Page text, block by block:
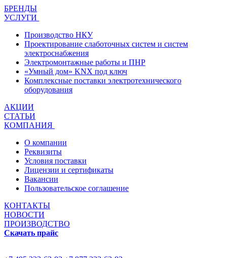
БРЕНДЫ
УСЛУГИ
Производство НКУ
Проектирование слаботочных систем и систем
электроснабжения
Электромонтажные работы и ПНР
«Умный дом» KNX под ключ
Комплексные поставки электротехнического
оборудования
АКЦИИ
СТАТЬИ
КОМПАНИЯ
О компании
Реквизиты
Условия поставки
Лицензии и сертификаты
Вакансии
Пользовательское соглашение
КОНТАКТЫ
НОВОСТИ
ПРОИЗВОДСТВО
Скачать прайс